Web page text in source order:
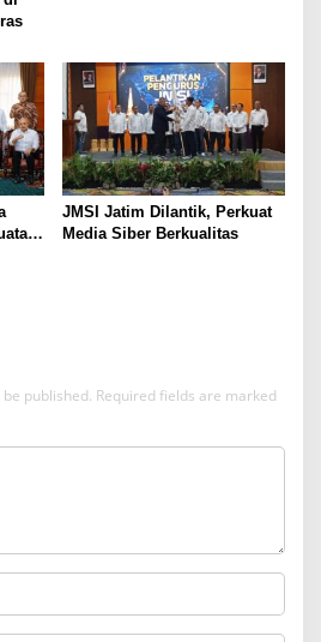
JMSI Jatim Dilantik, Perkuat
Media Siber Berkualitas
published. Required fields are marked